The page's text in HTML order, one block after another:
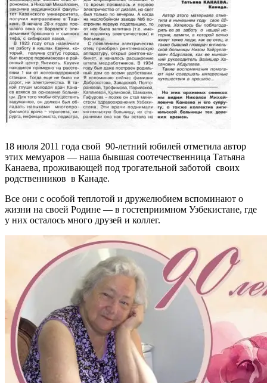
18 июля 2011 года свой 90-летний юбилей отметила автор
этих мемуаров — наша бывшая соотечественница Татьяна
Канаева, проживающей под трогательной заботой своих
родственников в Канаде.
Все они с особой теплотой и дружелюбием вспоминают о
жизни на своей Родине — в гостеприимном Узбекистане, где
у них осталось много друзей и коллег.